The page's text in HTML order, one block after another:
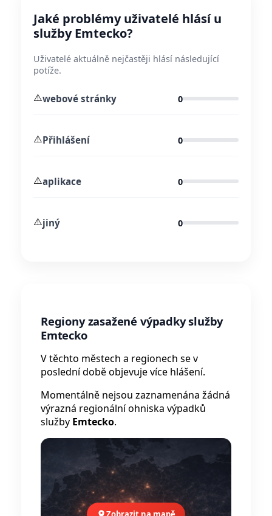
Jaké problémy uživatelé hlásí u
služby Emtecko?
Uživatelé aktuálně nejčastěji hlásí následující
potíže.
⚠️webové stránky 0
⚠️Přihlášení 0
⚠️aplikace 0
⚠️jiný 0
Regiony zasažené výpadky služby
Emtecko
V těchto městech a regionech se v
poslední době objevuje více hlášení.
Momentálně nejsou zaznamenána žádná
výrazná regionální ohniska výpadků
služby Emtecko.